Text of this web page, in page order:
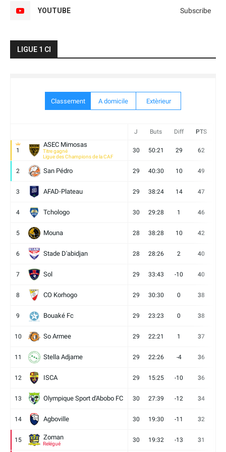
YOUTUBE Subscribe
LIGUE 1 CI
Classement A domicile Extèrieur
J Buts Diff PTS
1
ASEC Mimosas
Titre gagné
Ligue des Champions de la CAF
30 50:21 29 62
2 San Pédro 29 40:30 10 49
3 AFAD-Plateau 29 38:24 14 47
4 Tchologo 30 29:28 1 46
5 Mouna 28 38:28 10 42
6 Stade D'abidjan 28 28:26 2 40
7 Sol 29 33:43 -10 40
8 CO Korhogo 29 30:30 0 38
9 Bouaké Fc 29 23:23 0 38
10 So Armee 29 22:21 1 37
11 Stella Adjame 29 22:26 -4 36
12 ISCA 29 15:25 -10 36
13 Olympique Sport d'Abobo FC 30 27:39 -12 34
14 Agboville 30 19:30 -11 32
15 Zoman
Relégué
30 19:32 -13 31